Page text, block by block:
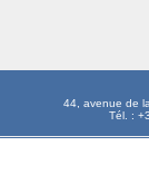
44, avenue de
Tél. :